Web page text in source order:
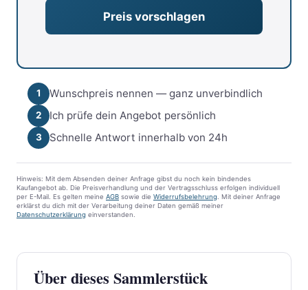
1 Wunschpreis nennen — ganz unverbindlich
2 Ich prüfe dein Angebot persönlich
3 Schnelle Antwort innerhalb von 24h
Hinweis: Mit dem Absenden deiner Anfrage gibst du noch kein bindendes
Kaufangebot ab. Die Preisverhandlung und der Vertragsschluss erfolgen individuell
per E-Mail. Es gelten meine AGB sowie die Widerrufsbelehrung . Mit deiner Anfrage
erklärst du dich mit der Verarbeitung deiner Daten gemäß meiner
Datenschutzerklärung einverstanden.
Über dieses Sammlerstück